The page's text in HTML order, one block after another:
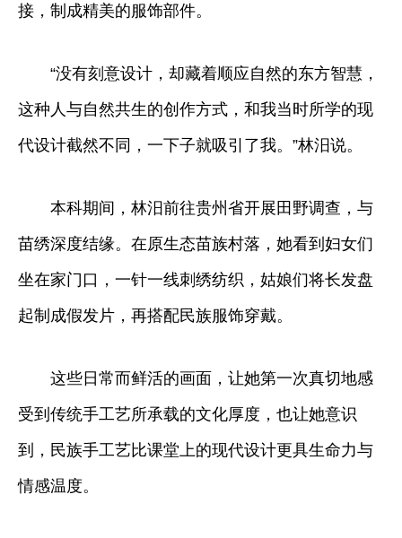
接，制成精美的服饰部件。
“没有刻意设计，却藏着顺应自然的东方智慧，
这种人与自然共生的创作方式，和我当时所学的现
代设计截然不同，一下子就吸引了我。”林汨说。
本科期间，林汨前往贵州省开展田野调查，与
苗绣深度结缘。在原生态苗族村落，她看到妇女们
坐在家门口，一针一线刺绣纺织，姑娘们将长发盘
起制成假发片，再搭配民族服饰穿戴。
这些日常而鲜活的画面，让她第一次真切地感
受到传统手工艺所承载的文化厚度，也让她意识
到，民族手工艺比课堂上的现代设计更具生命力与
情感温度。